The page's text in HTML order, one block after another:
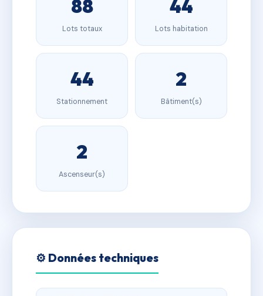
88
Lots totaux
44
Lots habitation
44
Stationnement
2
Bâtiment(s)
2
Ascenseur(s)
⚙️ Données techniques